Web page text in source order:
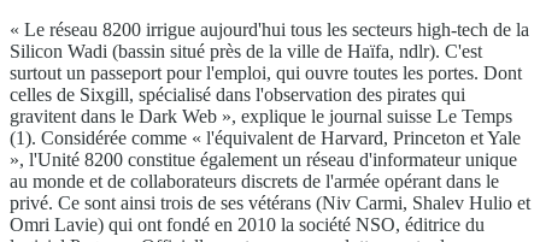
« Le réseau 8200 irrigue aujourd'hui tous les secteurs high-tech de la
Silicon Wadi (bassin situé près de la ville de Haïfa, ndlr). C'est
surtout un passeport pour l'emploi, qui ouvre toutes les portes. Dont
celles de Sixgill, spécialisé dans l'observation des pirates qui
gravitent dans le Dark Web », explique le journal suisse Le Temps
(1). Considérée comme « l'équivalent de Harvard, Princeton et Yale
», l'Unité 8200 constitue également un réseau d'informateur unique
au monde et de collaborateurs discrets de l'armée opérant dans le
privé. Ce sont ainsi trois de ses vétérans (Niv Carmi, Shalev Hulio et
Omri Lavie) qui ont fondé en 2010 la société NSO, éditrice du